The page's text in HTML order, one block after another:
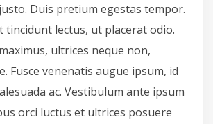
Duis pretium egestas tempor.
tincidunt lectus, ut placerat odio.
ultrices neque non,
Fusce venenatis augue ipsum, id
ac. Vestibulum ante ipsum
orci luctus et ultrices posuere